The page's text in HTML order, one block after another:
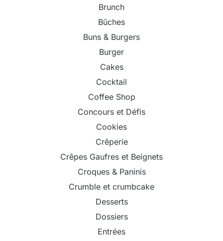
Brunch
Bûches
Buns & Burgers
Burger
Cakes
Cocktail
Coffee Shop
Concours et Défis
Cookies
Crêperie
Crêpes Gaufres et Beignets
Croques & Paninis
Crumble et crumbcake
Desserts
Dossiers
Entrées